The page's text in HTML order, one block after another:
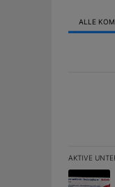
ALLE
AKTIVE
Das
Ein